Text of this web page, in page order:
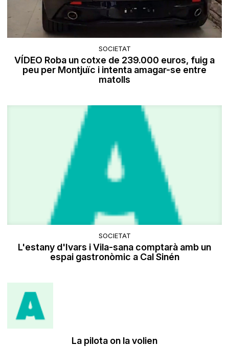
SOCIETAT
VÍDEO Roba un cotxe de 239.000 euros, fuig a
peu per Montjuïc i intenta amagar-se entre
matolls
SOCIETAT
L'estany d'Ivars i Vila-sana comptarà amb un
espai gastronòmic a Cal Sinén
​La pilota on la volien